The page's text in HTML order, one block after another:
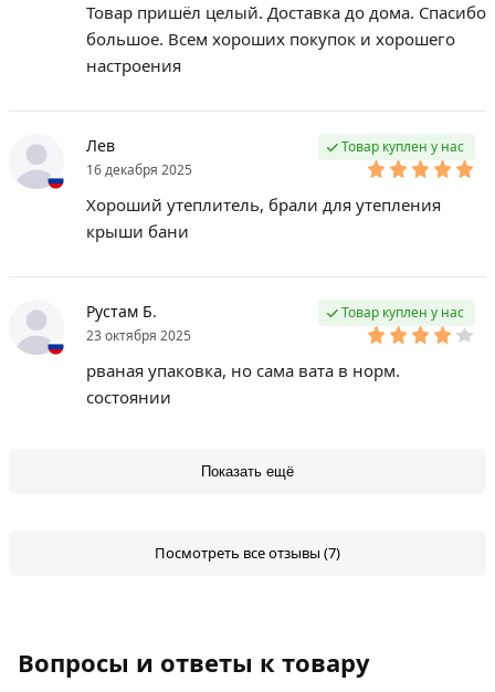
Товар пришёл целый. Доставка до дома. Спасибо
большое. Всем хороших покупок и хорошего
настроения
Лев
16 декабря 2025
Товар куплен у нас
Хороший утеплитель, брали для утепления
крыши бани
Рустам Б.
23 октября 2025
Товар куплен у нас
рваная упаковка, но сама вата в норм.
состоянии
Показать ещё
Посмотреть все отзывы (7)
Вопросы и ответы к товару